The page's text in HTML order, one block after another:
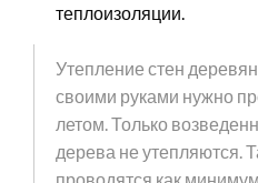
теплоизоляции.
Утепление стен
своими руками нужно
летом. Только
дерева не утепляются.
проводятся как